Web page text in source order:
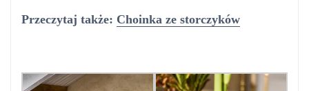
Przeczytaj także: Choinka ze storczyków